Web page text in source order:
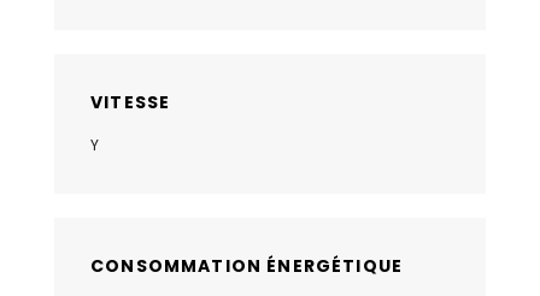
VITESSE
Y
CONSOMMATION ÉNERGÉTIQUE